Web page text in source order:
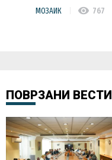
МОЗАИК visibility 767
ПОВРЗАНИ ВЕСТИ